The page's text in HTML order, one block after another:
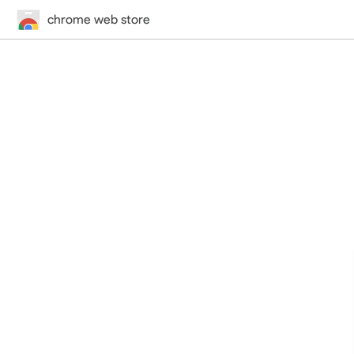
chrome web store